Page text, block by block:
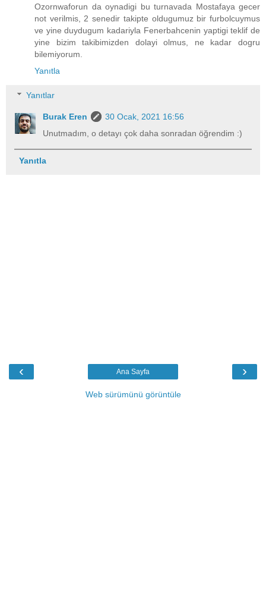
Ozornwaforun da oynadigi bu turnavada Mostafaya gecer
not verilmis, 2 senedir takipte oldugumuz bir furbolcuymus
ve yine duydugum kadariyla Fenerbahcenin yaptigi teklif de
yine bizim takibimizden dolayi olmus, ne kadar dogru
bilemiyorum.
Yanıtla
Yanıtlar
Burak Eren
30 Ocak, 2021 16:56
Unutmadım, o detayı çok daha sonradan öğrendim :)
Yanıtla
‹ ›
Ana Sayfa
Web sürümünü görüntüle